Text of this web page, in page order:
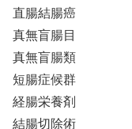
直腸結腸癌
真無盲腸目
真無盲腸類
短腸症候群
経腸栄養剤
結腸切除術